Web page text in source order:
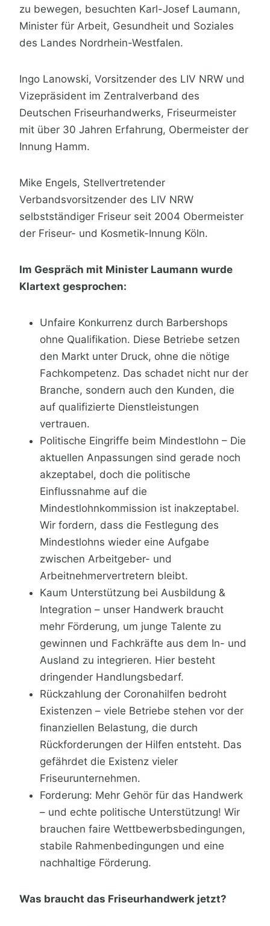
zu bewegen, besuchten Karl-Josef Laumann,
Minister für Arbeit, Gesundheit und Soziales
des Landes Nordrhein-Westfalen.
Ingo Lanowski, Vorsitzender des LIV NRW und
Vizepräsident im Zentralverband des
Deutschen Friseurhandwerks, Friseurmeister
mit über 30 Jahren Erfahrung, Obermeister der
Innung Hamm.
Mike Engels, Stellvertretender
Verbandsvorsitzender des LIV NRW
selbstständiger Friseur seit 2004 Obermeister
der Friseur- und Kosmetik-Innung Köln.
Im Gespräch mit Minister Laumann wurde
Klartext gesprochen:
Unfaire Konkurrenz durch Barbershops
ohne Qualifikation. Diese Betriebe setzen
den Markt unter Druck, ohne die nötige
Fachkompetenz. Das schadet nicht nur der
Branche, sondern auch den Kunden, die
auf qualifizierte Dienstleistungen
vertrauen.
Politische Eingriffe beim Mindestlohn – Die
aktuellen Anpassungen sind gerade noch
akzeptabel, doch die politische
Einflussnahme auf die
Mindestlohnkommission ist inakzeptabel.
Wir fordern, dass die Festlegung des
Mindestlohns wieder eine Aufgabe
zwischen Arbeitgeber- und
Arbeitnehmervertretern bleibt.
Kaum Unterstützung bei Ausbildung &
Integration – unser Handwerk braucht
mehr Förderung, um junge Talente zu
gewinnen und Fachkräfte aus dem In- und
Ausland zu integrieren. Hier besteht
dringender Handlungsbedarf.
Rückzahlung der Coronahilfen bedroht
Existenzen – viele Betriebe stehen vor der
finanziellen Belastung, die durch
Rückforderungen der Hilfen entsteht. Das
gefährdet die Existenz vieler
Friseurunternehmen.
Forderung: Mehr Gehör für das Handwerk
– und echte politische Unterstützung! Wir
brauchen faire Wettbewerbsbedingungen,
stabile Rahmenbedingungen und eine
nachhaltige Förderung.
Was braucht das Friseurhandwerk jetzt?